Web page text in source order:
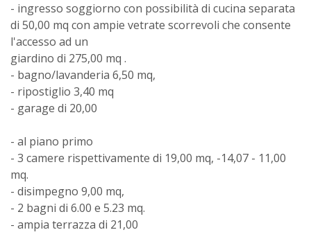
- ingresso soggiorno con possibilità di cucina separata
di 50,00 mq con ampie vetrate scorrevoli che consente
l'accesso ad un
giardino di 275,00 mq .
- bagno/lavanderia 6,50 mq,
- ripostiglio 3,40 mq
- garage di 20,00
- al piano primo
- 3 camere rispettivamente di 19,00 mq, -14,07 - 11,00
mq.
- disimpegno 9,00 mq,
- 2 bagni di 6.00 e 5.23 mq.
- ampia terrazza di 21,00